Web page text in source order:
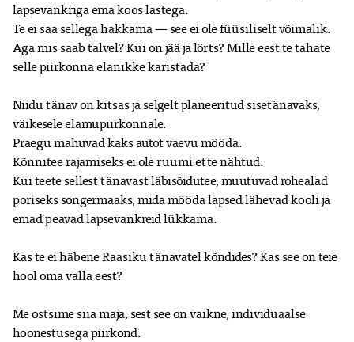
lapsevankriga ema koos lastega.
Te ei saa sellega hakkama — see ei ole füüsiliselt võimalik.
Aga mis saab talvel? Kui on jää ja lörts? Mille eest te tahate
selle piirkonna elanikke karistada?
Niidu tänav on kitsas ja selgelt planeeritud sisetänavaks,
väikesele elamupiirkonnale.
Praegu mahuvad kaks autot vaevu mööda.
Kõnnitee rajamiseks ei ole ruumi ette nähtud.
Kui teete sellest tänavast läbisõidutee, muutuvad rohealad
poriseks songermaaks, mida mööda lapsed lähevad kooli ja
emad peavad lapsevankreid lükkama.
Kas te ei häbene Raasiku tänavatel kõndides? Kas see on teie
hool oma valla eest?
Me ostsime siia maja, sest see on vaikne, individuaalse
hoonestusega piirkond.